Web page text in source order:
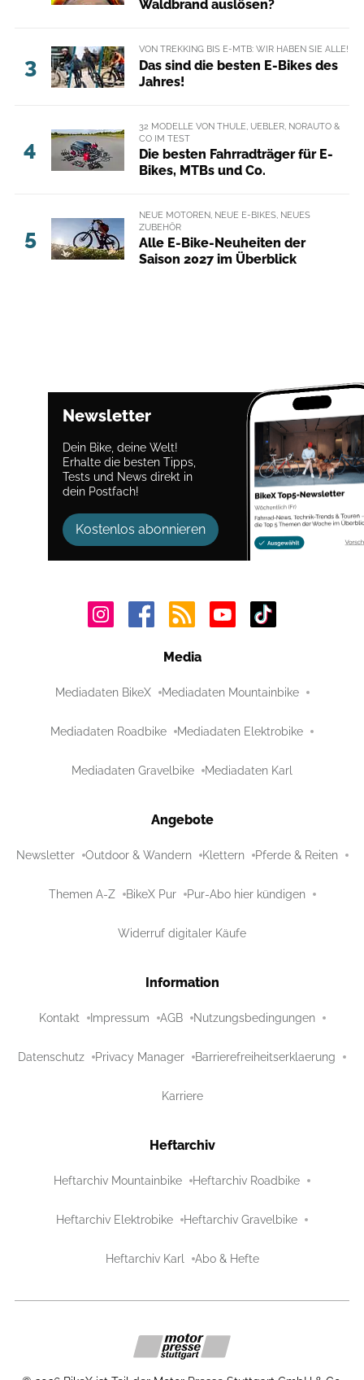
Waldbrand auslösen?
3
VON TREKKING BIS E-MTB: WIR HABEN SIE ALLE!
Das sind die besten E-Bikes des
Jahres!
4
32 MODELLE VON THULE, UEBLER, NORAUTO &
CO IM TEST
Die besten Fahrradträger für E-
Bikes, MTBs und Co.
5
NEUE MOTOREN, NEUE E-BIKES, NEUES
ZUBEHÖR
Alle E-Bike-Neuheiten der
Saison 2027 im Überblick
Newsletter
Dein Bike, deine Welt!
Erhalte die besten Tipps,
Tests und News direkt in
dein Postfach!
Kostenlos abonnieren
Media
Mediadaten BikeX Mediadaten Mountainbike
Mediadaten Roadbike Mediadaten Elektrobike
Mediadaten Gravelbike Mediadaten Karl
Angebote
Newsletter Outdoor & Wandern Klettern Pferde & Reiten
Themen A-Z BikeX Pur Pur-Abo hier kündigen
Widerruf digitaler Käufe
Information
Kontakt Impressum AGB Nutzungsbedingungen
Datenschutz Privacy Manager Barrierefreiheitserklaerung
Karriere
Heftarchiv
Heftarchiv Mountainbike Heftarchiv Roadbike
Heftarchiv Elektrobike Heftarchiv Gravelbike
Heftarchiv Karl Abo & Hefte